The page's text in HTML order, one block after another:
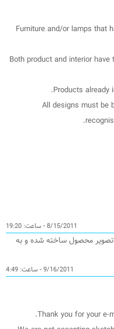
• Furniture and/or lamps
• Both product and interior
• All designs must
8/15/2011 - ساعت: 19:20
تصویر محصول ساخته شده و به
9/16/2011 - ساعت: 4:49
Thank you for your e-